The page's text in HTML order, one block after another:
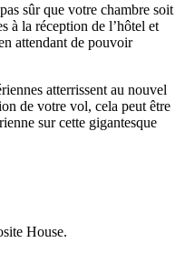
sûr que votre chambre soit
à la réception de l’hôtel et
attendant de pouvoir
atterrissent au nouvel
de votre vol, cela peut être
sur cette gigantesque
House.